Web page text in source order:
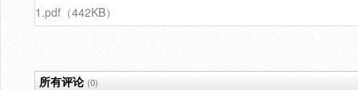
1.pdf（442KB）
所有评论(0)